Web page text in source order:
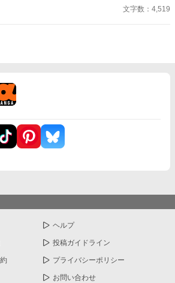
それから数年。 街にはほとんど魔
文字数：4,519
ヘルプ
投稿ガイドライン
プライバシーポリシー
お問い合わせ